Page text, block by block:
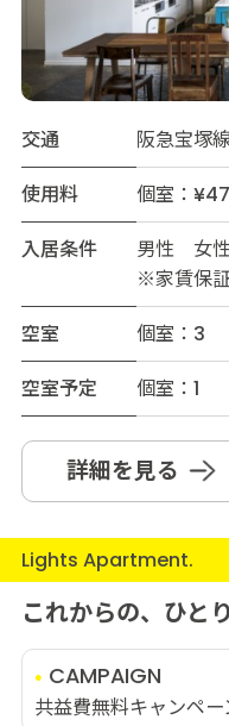
交通
阪急宝塚
使用料
個室：
入居条件
男性 女
※家賃保
空室
個室：3
空室予定
個室：1
詳細を見る
Lights Apartment.
これからの、ひと
CAMPAIGN
共益費無料キャンペ